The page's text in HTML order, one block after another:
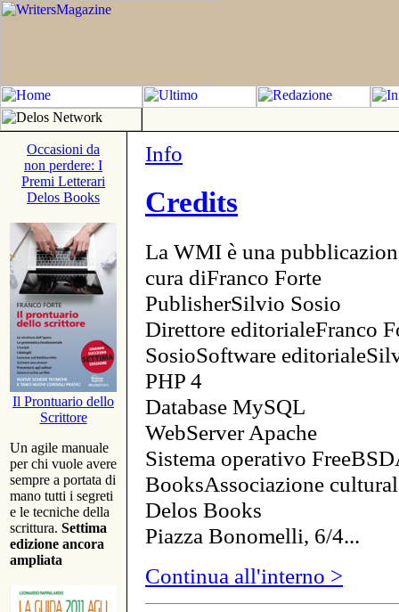
Occasioni da
non perdere: I
Premi Letterari
Delos Books
Il Prontuario dello
Scrittore
Un agile manuale
per chi vuole avere
sempre a portata di
mano tutti i segreti
e le tecniche della
scrittura. Settima
edizione ancora
ampliata
Info
Credits
La WMI è una
cura diFranco Forte
PublisherSilvio Sosio
Direttore editorialeFranco
SosioSoftware
PHP 4
Database MySQL
WebServer Apache
Sistema operativo
BooksAssociazione
Delos Books
Piazza Bonomelli, 6/4...
Continua all'interno >